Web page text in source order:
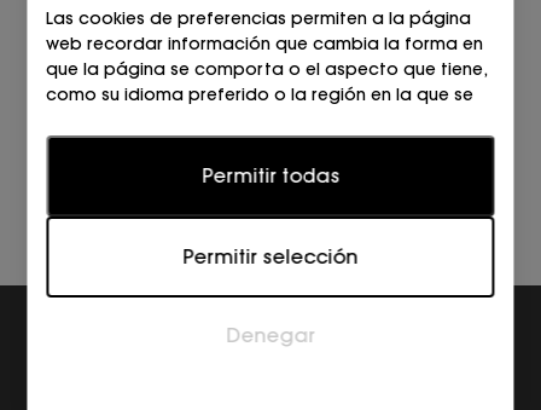
PREMIATA
DEPORTIVO ANTE DARK BROWN
Las cookies de preferencias permiten a la página
web recordar información que cambia la forma en
que la página se comporta o el aspecto que tiene,
como su idioma preferido o la región en la que se
Estadísticas
los visitantes con las páginas web reuniendo y
Permitir todas
Permitir selección
Denegar